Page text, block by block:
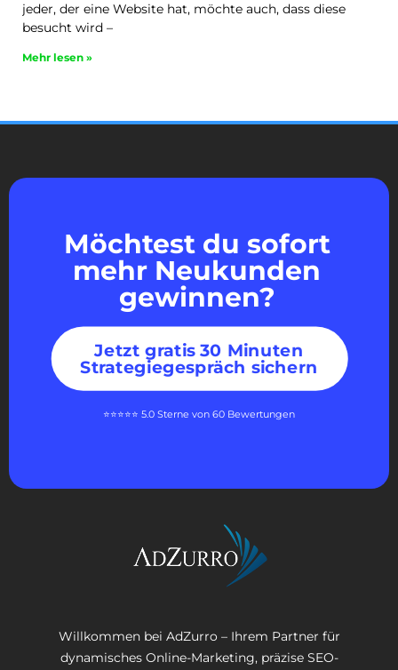
jeder, der eine Website hat, möchte auch, dass diese
besucht wird –
Mehr lesen »
Möchtest du sofort
mehr Neukunden
gewinnen?
Jetzt gratis 30 Minuten
Strategiegespräch sichern
⭐⭐⭐⭐⭐ 5.0 Sterne von 60 Bewertungen
Willkommen bei AdZurro – Ihrem Partner für
dynamisches Online-Marketing, präzise SEO-